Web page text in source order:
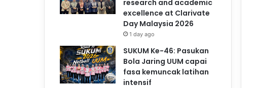
research and academic
excellence at Clarivate
Day Malaysia 2026
1 day ago
SUKUM Ke-46: Pasukan
Bola Jaring UUM capai
fasa kemuncak latihan
intensif